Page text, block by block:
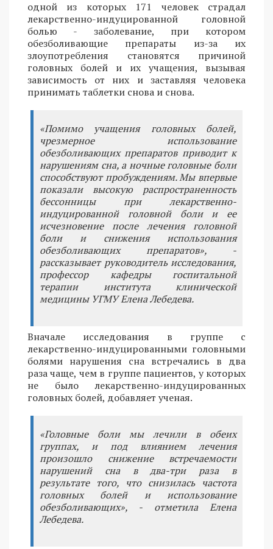
одной из которых 171 человек страдал
лекарственно-индуцированной головной
болью - заболевание, при котором
обезболивающие препараты из-за их
злоупотребления становятся причиной
головных болей и их учащения, вызывая
зависимость от них и заставляя человека
принимать таблетки снова и снова.
«Помимо учащения головных болей,
чрезмерное использование
обезболивающих препаратов приводит к
нарушениям сна, а ночные головные боли
способствуют пробуждениям. Мы впервые
показали высокую распространенность
бессонницы при лекарственно-
индуцированной головной боли и ее
исчезновение после лечения головной
боли и снижения использования
обезболивающих препаратов», -
рассказывает руководитель исследования,
профессор кафедры госпитальной
терапии института клинической
медицины УГМУ Елена Лебедева.
Вначале исследования в группе с
лекарственно-индуцированными головными
болями нарушения сна встречались в два
раза чаще, чем в группе пациентов, у которых
не было лекарственно-индуцированных
головных болей, добавляет ученая.
«Головные боли мы лечили в обеих
группах, и под влиянием лечения
произошло снижение встречаемости
нарушений сна в два-три раза в
результате того, что снизилась частота
головных болей и использование
обезболивающих», - отметила Елена
Лебедева.